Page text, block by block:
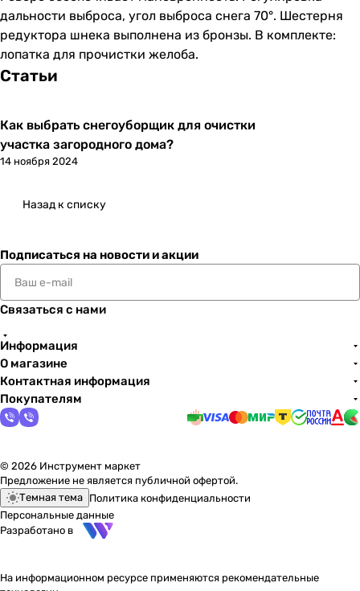
дальности выброса, угол выброса снега 70°. Шестерня
редуктора шнека выполнена из бронзы. В комплекте:
лопатка для прочистки желоба.
Статьи
Как выбрать снегоуборщик для очистки
участка загородного дома?
14 ноября 2024
Назад к списку
Подписаться на новости и акции
Связаться с нами
Информация
О магазине
Контактная информация
Покупателям
© 2026 Инструмент маркет
Предложение не является публичной офертой.
Темная тема Политика конфиденциальности
Персональные данные
Разработано в
На информационном ресурсе применяются рекомендательные